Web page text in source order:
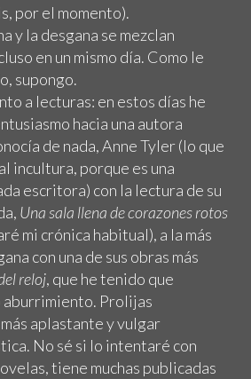
por el momento).
y la desgana se mezclan
en un mismo día. Como le
supongo.
a lecturas: en estos días he
hacia una autora
de nada, Anne Tyler (lo que
incultura, porque es una
escritora) con la lectura de su
Una sala llena de corazones rotos
mi crónica habitual), a la más
con una de sus obras más
reloj, que he tenido que
aburrimiento. Prolijas
aplastante y vulgar
No sé si lo intentaré con
tiene muchas publicadas